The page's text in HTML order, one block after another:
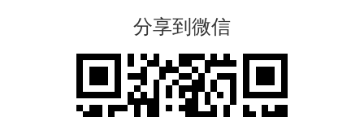
分享到微信